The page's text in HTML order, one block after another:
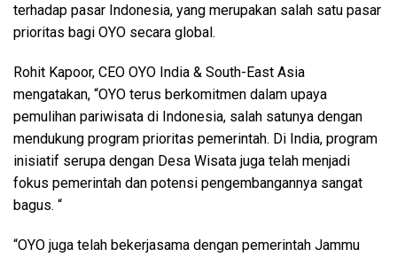
terhadap pasar Indonesia, yang merupakan salah satu pasar
prioritas bagi OYO secara global.
Rohit Kapoor, CEO OYO India & South-East Asia
mengatakan, “OYO terus berkomitmen dalam upaya
pemulihan pariwisata di Indonesia, salah satunya dengan
mendukung program prioritas pemerintah. Di India, program
inisiatif serupa dengan Desa Wisata juga telah menjadi
fokus pemerintah dan potensi pengembangannya sangat
bagus. “
“OYO juga telah bekerjasama dengan pemerintah Jammu